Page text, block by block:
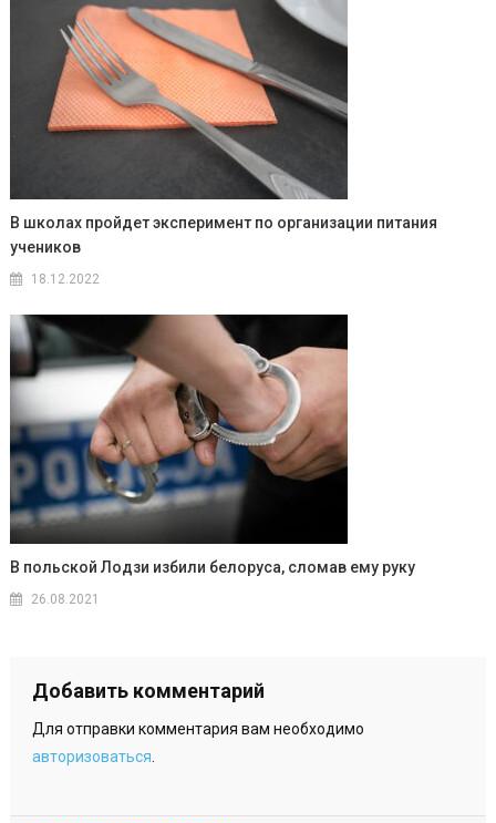
В школах пройдет эксперимент по организации питания
учеников
18.12.2022
В польской Лодзи избили белоруса, сломав ему руку
26.08.2021
Добавить комментарий
Для отправки комментария вам необходимо
авторизоваться